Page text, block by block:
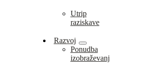
Utrip
raziskave
Razvoj
Ponudba
izobraževanj